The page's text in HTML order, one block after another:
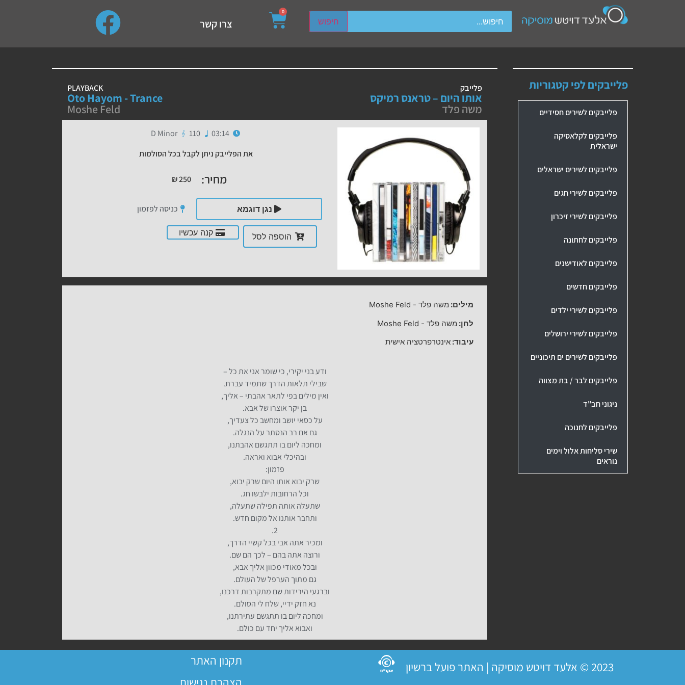
חיפוש
up and down arrows to review and enter to go to the desired page. Touch device users, explore by touch or with swipe gestures.
0
צרו קשר
פלייבקים לפי קטגוריות
פלייבקים לשירים חסידיים
פלייבקים לקלאסיקה
ישראלית
פלייבקים לשירים ישראלים
פלייבקים לשירי חגים
פלייבקים לשירי זיכרון
פלייבקים לחתונה
פלייבקים לאודישנים
פלייבקים חדשים
פלייבקים לשירי ילדים
פלייבקים לשירי ירושלים
פלייבקים לשירים ים תיכוניים
פלייבקים לבר / בת מצווה
ניגוני חב"ד
פלייבקים לחנוכה
שירי סליחות אלול וימים
נוראים
פלייבק
אותו היום – טראנס רמיקס
משה פלד
PLAYBACK
Oto Hayom - Trance
Moshe Feld
03:14
110
D Minor
את הפלייבק ניתן לקבל בכל הסולמות
מחיר: ₪250
נגן דוגמא כניסה לפזמון
הוספה לסל קנה עכשיו
מילים: משה פלד-
Moshe Feld
לחן: משה פלד-
Moshe Feld
עיבוד: אינטרפרטציה אישית
ודע בני יקירי, כי שומר אני את כל –
שבילי תלאות הדרך שתמיד עברת.
ואין מילים בפי לתאר אהבתי – אליך,
בן יקר אוצרו של אבא.
על כסאי יושב ומחשב כל צעדיך,
גם אם רב הנסתר על הנגלה.
ומחכה ליום בו תתגשם אהבתנו,
ובהיכלי אבוא ואראה.
פזמון:
שרק יבוא אותו היום שרק יבוא,
וכל הרחובות ילבשו חג.
שתעלה אותה תפילה שתעלה,
ותחבר אותנו אל מקום חדש.
2.
ומכיר אתה אבי בכל קשיי הדרך,
ורוצה אתה בהם – לכך הם שם.
ובכל מאודי מכוון אליך אבא,
גם מתוך הערפל של העולם.
וברגעי הירידות שם מתקרבות דרכנו,
נא חזק ידיי, שלח לי הסולם.
ומחכה ליום בו תתגשם עתירתנו,
ואבוא אליך יחד עם כולם.
2023 © אלעד דויטש מוסיקה | האתר פועל ברשיון
תקנון האתר